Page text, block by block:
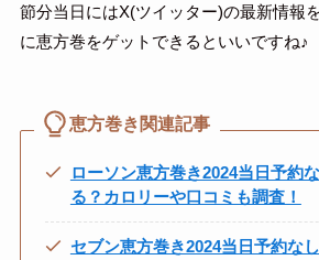
節分当日にはX(ツイッター)の最新情報
に恵方巻をゲットできるといいですね♪
恵方巻き関連記事
ローソン恵方巻き2024当日予約
る？カロリーや口コミも調査！
セブン恵方巻き2024当日予約な